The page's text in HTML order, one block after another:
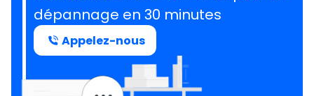
dépannage en 30 minutes
Appelez-nous